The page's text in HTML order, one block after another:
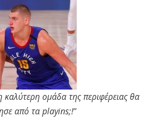
ομάδα της περιφέρειας θα
από τα playins;!”